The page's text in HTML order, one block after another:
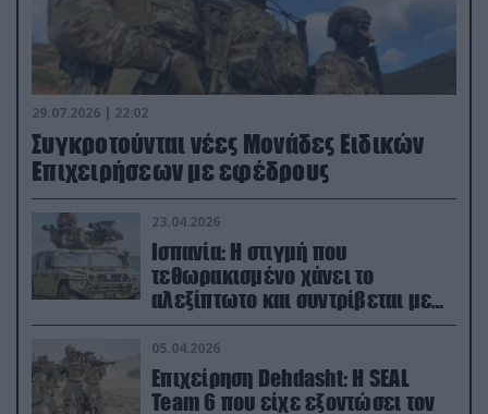
29.07.2026 | 22:02
Συγκροτούνται νέες Μονάδες Ειδικών
Επιχειρήσεων με εφέδρους
23.04.2026
Ισπανία: Η στιγμή που
τεθωρακισμένο χάνει το
αλεξίπτωτο και συντρίβεται με
ορμή στο έδαφος (βίντεο)
05.04.2026
Επιχείρηση Dehdasht: Η SEAL
Team 6 που είχε εξοντώσει τον